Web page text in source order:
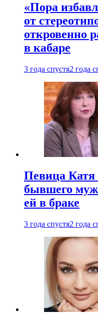
«Пора
от
откровенно
в кабаре
3 года спустя2 года
Певица Катя
бывшего
ей в браке
3 года спустя2 года